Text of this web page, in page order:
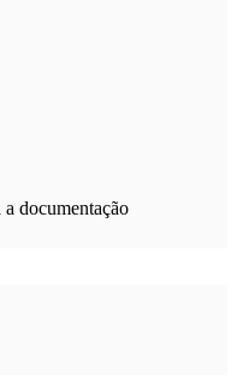
documentação